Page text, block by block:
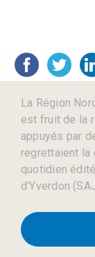
La Région
est fruit de la
appuyés par
regrettaient la
quotidien
d’Yverdon